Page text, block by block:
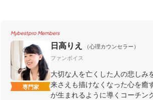
Mybestpro Members
専門家
日高りえ
（心理カウンセラー）
ファンボイス
大切な人を亡くした人の悲しみ
来さえも描けなくなった心を癒
が生まれるように導くコーチン